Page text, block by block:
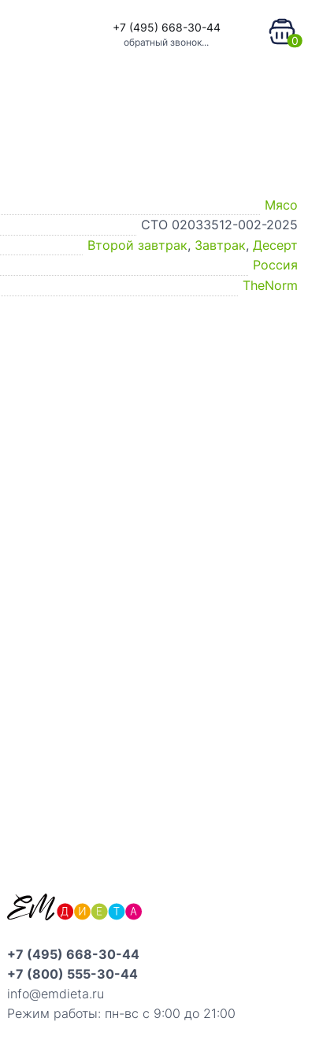
+7 (495) 668-30-44
обратный звонок... 0
Мясо
СТО 02033512-002-2025
Второй завтрак, Завтрак,Десерт
Россия
TheNorm
+7 (495) 668-30-44
+7 (800) 555-30-44
info@emdieta.ru
Режим работы: пн-вс с 9:00 до 21:00